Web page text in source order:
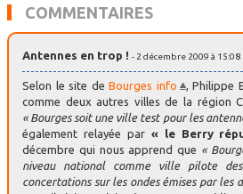
COMMENTAIRES
Antennes en trop ! - 2 décembre 2009 à 15:08
Selon le site de Bourges info
, Philippe
comme deux autres villes de la région
« Bourges soit une ville test pour les
également relayée par « le Berry
décembre qui nous apprend que «
niveau national comme ville pilote
concertations sur les ondes émises par les